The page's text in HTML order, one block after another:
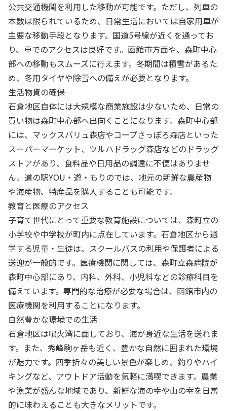
公共交通機関を利用した移動が可能です。ただし、列車の
本数は限られているため、日常生活においては自家用車が
主要な移動手段となります。国道5号線が近くを通ってお
り、車でのアクセスは良好です。函館市方面や、森町中心
部への移動もスムーズに行えます。冬期間は積雪があるた
め、冬用タイヤや除雪への備えが必要となります。
生活物資の確保
石倉地区自体には大規模な商業施設は少ないため、日常の
買い物は森町中心部へ出向くことになります。森町中心部
には、マックスバリュ森店やコープさっぽろ森店といった
スーパーマーケット、ツルハドラッグ森店などのドラッグ
ストアがあり、食料品や日用品の調達に不便はありませ
ん。道の駅YOU・遊・もりのでは、地元の新鮮な農産物
や海産物、特産品を購入することも可能です。
教育と医療のアクセス
子育て世代にとって重要な教育施設については、森町立の
小学校や中学校が町内に点在しています。石倉地区から通
学する児童・生徒は、スクールバスの利用や保護者による
送迎が一般的です。医療機関に関しては、森町立森病院が
森町中心部にあり、内科、外科、小児科などの診療科目を
備えています。専門的な治療が必要な場合は、函館市内の
医療機関を利用することになります。
自然豊かな環境での生活
石倉地区は噴火湾に面しており、海が身近な生活を送れま
す。また、秀峰駒ヶ岳も近く、豊かな自然に囲まれた環境
が魅力です。四季折々の美しい景色が楽しめ、釣りやハイ
キングなど、アウトドア活動を気軽に満喫できます。農業
や漁業が盛んな地域であり、新鮮な海の幸や山の幸を日常
的に味わえることも大きなメリットです。